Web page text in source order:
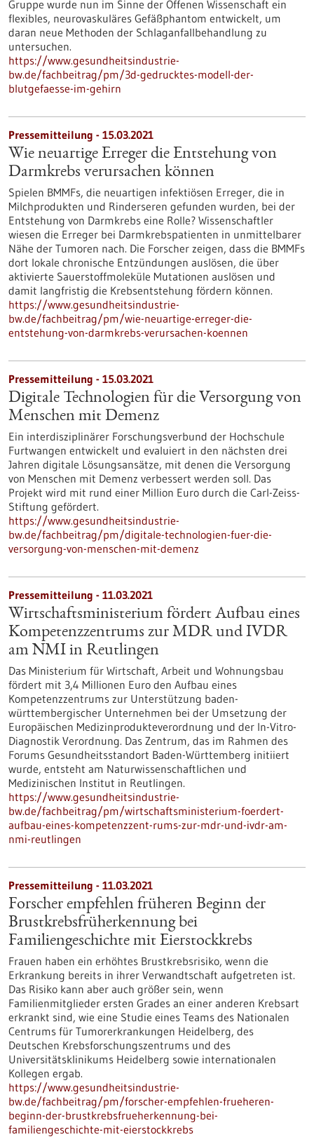
Gruppe wurde nun im Sinne der Offenen Wissenschaft ein
flexibles, neurovaskuläres Gefäßphantom entwickelt, um
daran neue Methoden der Schlaganfallbehandlung zu
untersuchen.
https://www.gesundheitsindustrie-
bw.de/fachbeitrag/pm/3d-gedrucktes-modell-der-
blutgefaesse-im-gehirn
Pressemitteilung - 15.03.2021
Wie neuartige Erreger die Entstehung von
Darmkrebs verursachen können
Spielen BMMFs, die neuartigen infektiösen Erreger, die in
Milchprodukten und Rinderseren gefunden wurden, bei der
Entstehung von Darmkrebs eine Rolle? Wissenschaftler
wiesen die Erreger bei Darmkrebspatienten in unmittelbarer
Nähe der Tumoren nach. Die Forscher zeigen, dass die BMMFs
dort lokale chronische Entzündungen auslösen, die über
aktivierte Sauerstoffmoleküle Mutationen auslösen und
damit langfristig die Krebsentstehung fördern können.
https://www.gesundheitsindustrie-
bw.de/fachbeitrag/pm/wie-neuartige-erreger-die-
entstehung-von-darmkrebs-verursachen-koennen
Pressemitteilung - 15.03.2021
Digitale Technologien für die Versorgung von
Menschen mit Demenz
Ein interdisziplinärer Forschungsverbund der Hochschule
Furtwangen entwickelt und evaluiert in den nächsten drei
Jahren digitale Lösungsansätze, mit denen die Versorgung
von Menschen mit Demenz verbessert werden soll. Das
Projekt wird mit rund einer Million Euro durch die Carl-Zeiss-
Stiftung gefördert.
https://www.gesundheitsindustrie-
bw.de/fachbeitrag/pm/digitale-technologien-fuer-die-
versorgung-von-menschen-mit-demenz
Pressemitteilung - 11.03.2021
Wirtschaftsministerium fördert Aufbau eines
Kompetenzzentrums zur MDR und IVDR
am NMI in Reutlingen
Das Ministerium für Wirtschaft, Arbeit und Wohnungsbau
fördert mit 3,4 Millionen Euro den Aufbau eines
Kompetenzzentrums zur Unterstützung baden-
württembergischer Unternehmen bei der Umsetzung der
Europäischen Medizinprodukteverordnung und der In-Vitro-
Diagnostik Verordnung. Das Zentrum, das im Rahmen des
Forums Gesundheitsstandort Baden-Württemberg initiiert
wurde, entsteht am Naturwissenschaftlichen und
Medizinischen Institut in Reutlingen.
https://www.gesundheitsindustrie-
bw.de/fachbeitrag/pm/wirtschaftsministerium-foerdert-
aufbau-eines-kompetenzzent-rums-zur-mdr-und-ivdr-am-
nmi-reutlingen
Pressemitteilung - 11.03.2021
Forscher empfehlen früheren Beginn der
Brustkrebsfrüherkennung bei
Familiengeschichte mit Eierstockkrebs
Frauen haben ein erhöhtes Brustkrebsrisiko, wenn die
Erkrankung bereits in ihrer Verwandtschaft aufgetreten ist.
Das Risiko kann aber auch größer sein, wenn
Familienmitglieder ersten Grades an einer anderen Krebsart
erkrankt sind, wie eine Studie eines Teams des Nationalen
Centrums für Tumorerkrankungen Heidelberg, des
Deutschen Krebsforschungszentrums und des
Universitätsklinikums Heidelberg sowie internationalen
Kollegen ergab.
https://www.gesundheitsindustrie-
bw.de/fachbeitrag/pm/forscher-empfehlen-frueheren-
beginn-der-brustkrebsfrueherkennung-bei-
familiengeschichte-mit-eierstockkrebs